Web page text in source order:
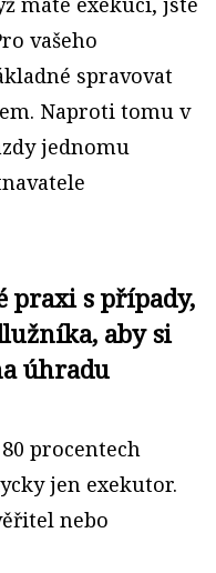
vašeho
spravovat
Naproti tomu v
jednomu
praxi s případy,
aby si
úhradu
procentech
jen exekutor.
nebo